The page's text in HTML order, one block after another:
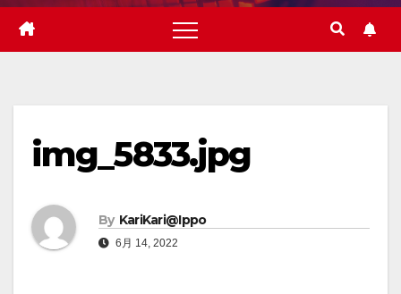
img_5833.jpg
By KariKari@Ippo
6月 14, 2022